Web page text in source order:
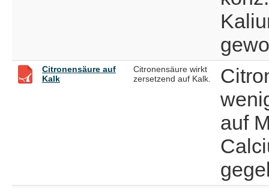
Citronensäure auf
Kalk
Citronensäure wirkt
zersetzend auf Kalk.
auf